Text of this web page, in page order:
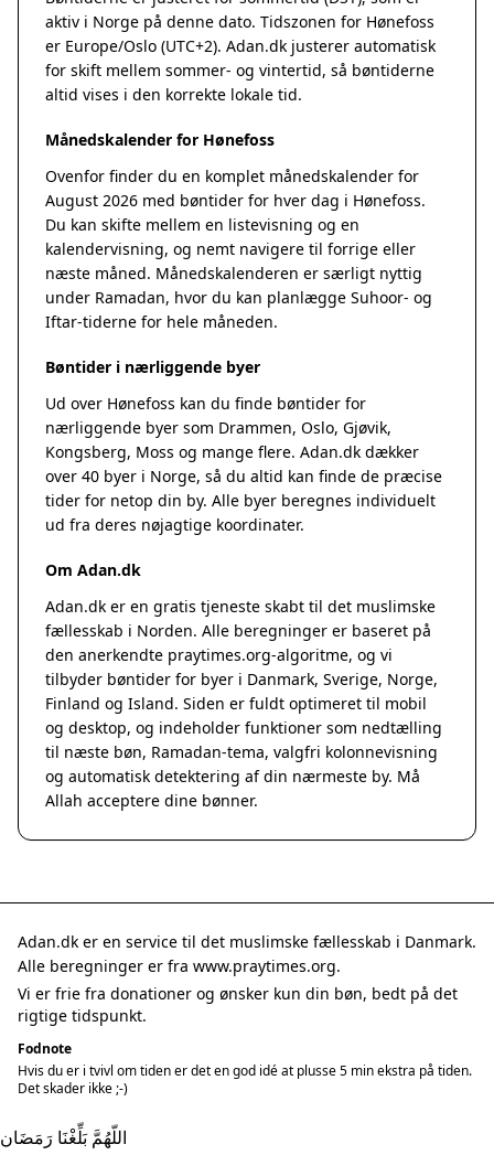
aktiv i Norge på denne dato. Tidszonen for Hønefoss
er Europe/Oslo (UTC+2). Adan.dk justerer automatisk
for skift mellem sommer- og vintertid, så bøntiderne
altid vises i den korrekte lokale tid.
Månedskalender for Hønefoss
Ovenfor finder du en komplet månedskalender for
August 2026 med bøntider for hver dag i Hønefoss.
Du kan skifte mellem en listevisning og en
kalendervisning, og nemt navigere til forrige eller
næste måned. Månedskalenderen er særligt nyttig
under Ramadan, hvor du kan planlægge Suhoor- og
Iftar-tiderne for hele måneden.
Bøntider i nærliggende byer
Ud over Hønefoss kan du finde bøntider for
nærliggende byer som Drammen, Oslo, Gjøvik,
Kongsberg, Moss og mange flere. Adan.dk dækker
over 40 byer i Norge, så du altid kan finde de præcise
tider for netop din by. Alle byer beregnes individuelt
ud fra deres nøjagtige koordinater.
Om Adan.dk
Adan.dk er en gratis tjeneste skabt til det muslimske
fællesskab i Norden. Alle beregninger er baseret på
den anerkendte praytimes.org-algoritme, og vi
tilbyder bøntider for byer i Danmark, Sverige, Norge,
Finland og Island. Siden er fuldt optimeret til mobil
og desktop, og indeholder funktioner som nedtælling
til næste bøn, Ramadan-tema, valgfri kolonnevisning
og automatisk detektering af din nærmeste by. Må
Allah acceptere dine bønner.
Adan.dk er en service til det muslimske fællesskab i Danmark.
Alle beregninger er fra www.praytimes.org.
Vi er frie fra donationer og ønsker kun din bøn, bedt på det
rigtige tidspunkt.
Fodnote
Hvis du er i tvivl om tiden er det en god idé at plusse 5 min ekstra på tiden.
Det skader ikke ;-)
اللّهُمَّ بَلِّغْنَا رَمَضَان